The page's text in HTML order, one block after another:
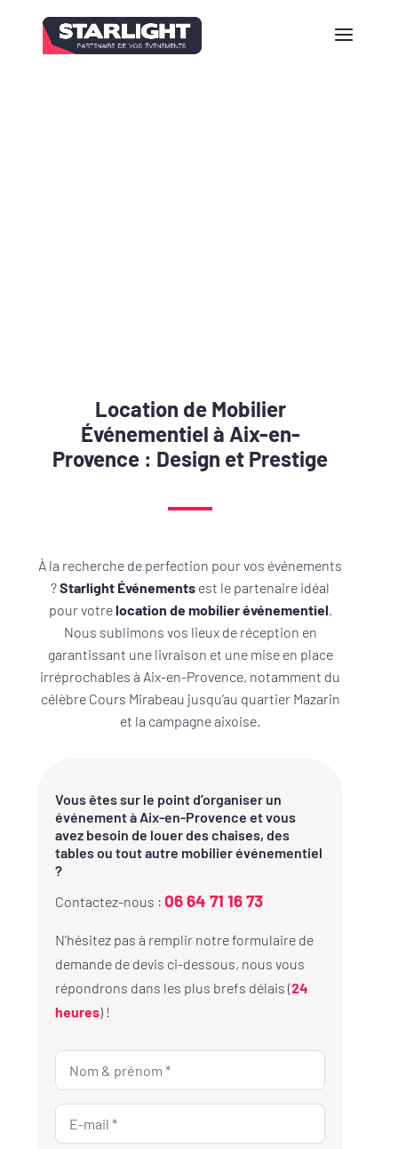
Location de Mobilier
Événementiel à Aix-en-
Provence : Design et Prestige
À la recherche de perfection pour vos événements
?Starlight Événements est le partenaire idéal
pour votrelocation de mobilier événementiel.
Nous sublimons vos lieux de réception en
garantissant une livraison et une mise en place
irréprochables à Aix-en-Provence, notamment du
célèbre Cours Mirabeau jusqu’au quartier Mazarin
et la campagne aixoise.
Vous êtes sur le point d’organiser un
événement à Aix-en-Provence et vous
avez besoin de louer des chaises, des
tables ou tout autre mobilier événementiel
?
Contactez-nous :06 64 71 16 73
N’hésitez pas à remplir notre formulaire de
demande de devis ci-dessous, nous vous
répondrons dans les plus brefs délais (24
heures) !